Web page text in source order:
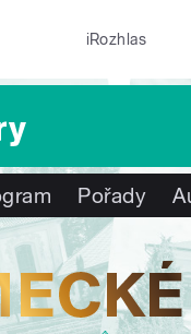
iRozhlas
Pořady